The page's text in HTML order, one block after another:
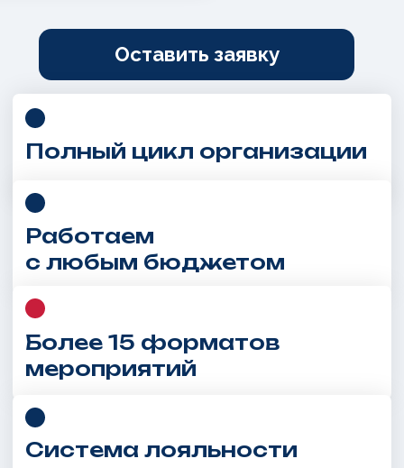
Более 15 форматов
мероприятий
Система лояльности
для клиентов
Наши самые
популярные
направления